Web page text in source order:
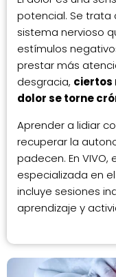
potencial. Se trata
sistema nervioso
estímulos
prestar más
desgracia, ciertos
dolor se torne
Aprender a lidiar
recuperar la
padecen. En
especializada en
incluye sesiones
aprendizaje y